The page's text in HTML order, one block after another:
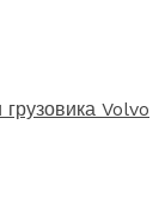
Volvo